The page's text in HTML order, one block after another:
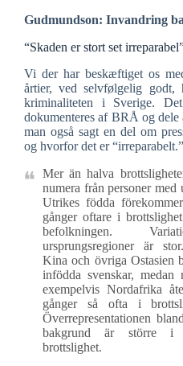
Gudmundson: Invandring
“Skaden er stort set
Vi der har beskæftiget os
årtier, ved selvfølgelig godt,
kriminaliteten i Sverige.
dokumenteres af BRÅ og
man også sagt en del om
og hvorfor det er “irreparabelt.”
Mer än halva
numera från personer med
Utrikes födda
gånger oftare i
befolkningen.
ursprungsregioner är
Kina och övriga Ostasien
infödda svenskar, medan
exempelvis Nordafrika
gånger så ofta i
Överrepresentationen
bakgrund är större i
brottslighet.